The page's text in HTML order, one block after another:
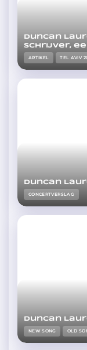
Duncan
schrijver,
ARTIKEL TEL AVIV
Duncan
CONCERTVERSLAG
Duncan
NEW SONG OLD